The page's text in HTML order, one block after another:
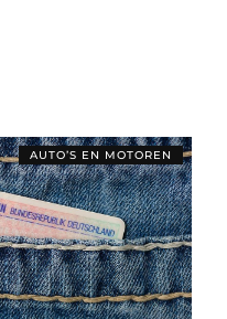
AUTO’S EN MOTOREN